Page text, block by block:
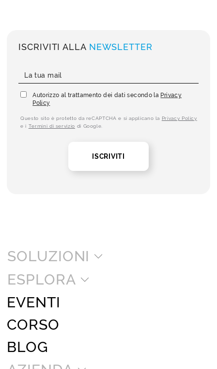
ISCRIVITI ALLA NEWSLETTER
Autorizzo al trattamento dei dati secondo la Privacy
Policy
Questo sito è protetto da reCAPTCHA e si applicano la Privacy Policy
e i Termini di servizio di Google.
ISCRIVITI
SOLUZIONI
ESPLORA
EVENTI
CORSO
BLOG